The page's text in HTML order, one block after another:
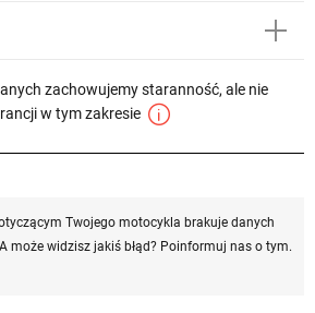
zachowujemy staranność, ale nie
w tym zakresie
Twojego motocykla brakuje danych
może widzisz jakiś błąd? Poinformuj nas o tym.